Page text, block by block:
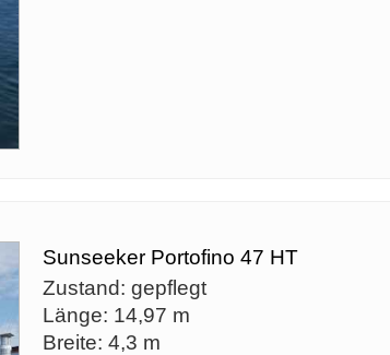
Sunseeker Portofino 47 HT
Zustand: gepflegt
Länge: 14,97 m
Breite: 4,3 m